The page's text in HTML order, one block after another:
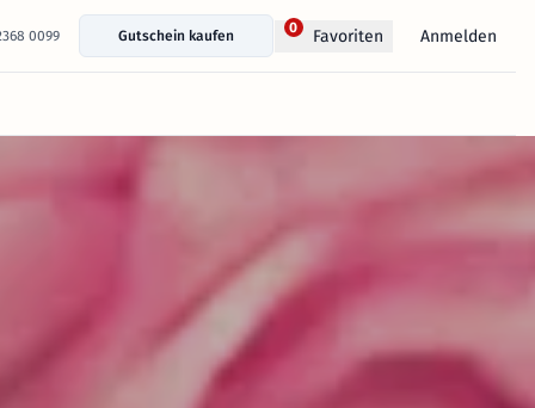
0099 Gutschein kaufen
0 Favoriten Anmelden